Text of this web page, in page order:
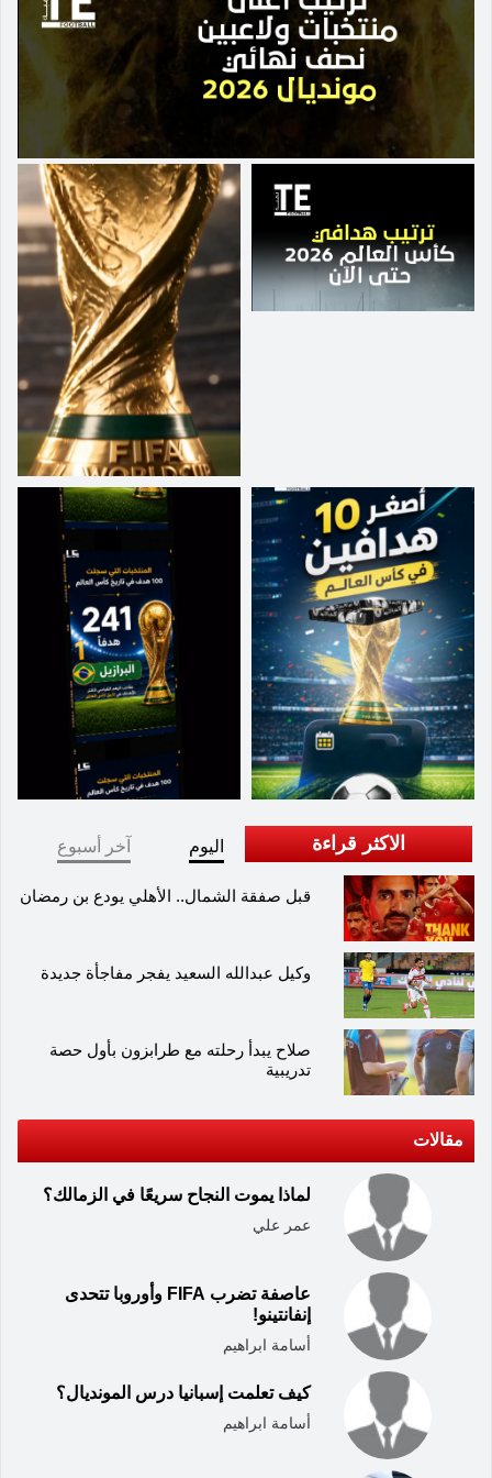
يسعى النادي الأهلي لضمه ضمن صفوفه لتدعيم
الفريق في الموسم المقبل.
"ميتييلاند ليس مجرد نادٍ لكرة القدم، بل هو مكان
بالناس. أشكرهم على كل الدعم الذي تلقيته هنا،
وأتطلع لمواصلة مسيرتي في كرة القدم". أولسون،
الذي شارك في 47 مباراة دولية مع منتخب السويد،
إلى أندية أخرى مثل أندرلخت البلجيكي وكراسنودار
الروسي وآيك السويدي، إضافة إلى تجربة مع فرق
الشباب في أرسنال الإنجليزي.
توفير بيئة رياضية آمنة بعيدًا عن أي سلوك غير
من الجماهير.
الاكثر قراءة اليوم آخر أسبوع
قبل صفقة الشمال.. الأهلي يودع بن رمضان
وكيل عبدالله السعيد يفجر مفاجأة جديدة
صلاح يبدأ رحلته مع طرابزون بأول حصة
تدريبية
مقالات
لماذا يموت النجاح سريعًا في الزمالك؟
عمر علي
عاصفة تضرب FIFA وأوروبا تتحدى
إنفانتينو!
أسامة ابراهيم
كيف تعلمت إسبانيا درس المونديال؟
أسامة ابراهيم